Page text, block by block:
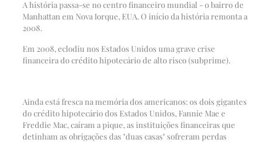
A história passa-se no centro financeiro mundial - o bairro de
Manhattan em Nova Iorque, EUA. O início da história remonta a
2008.
Em 2008, eclodiu nos Estados Unidos uma grave crise
financeira do crédito hipotecário de alto risco (subprime).
Ainda está fresca na memória dos americanos: os dois gigantes
do crédito hipotecário dos Estados Unidos, Fannie Mae e
Freddie Mac, caíram a pique, as instituições financeiras que
detinham as obrigações das "duas casas" sofreram perdas